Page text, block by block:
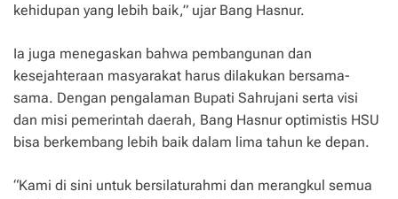
kehidupan yang lebih baik,” ujar Bang Hasnur.
Ia juga menegaskan bahwa pembangunan dan
kesejahteraan masyarakat harus dilakukan bersama-
sama. Dengan pengalaman Bupati Sahrujani serta visi
dan misi pemerintah daerah, Bang Hasnur optimistis HSU
bisa berkembang lebih baik dalam lima tahun ke depan.
“Kami di sini untuk bersilaturahmi dan merangkul semua